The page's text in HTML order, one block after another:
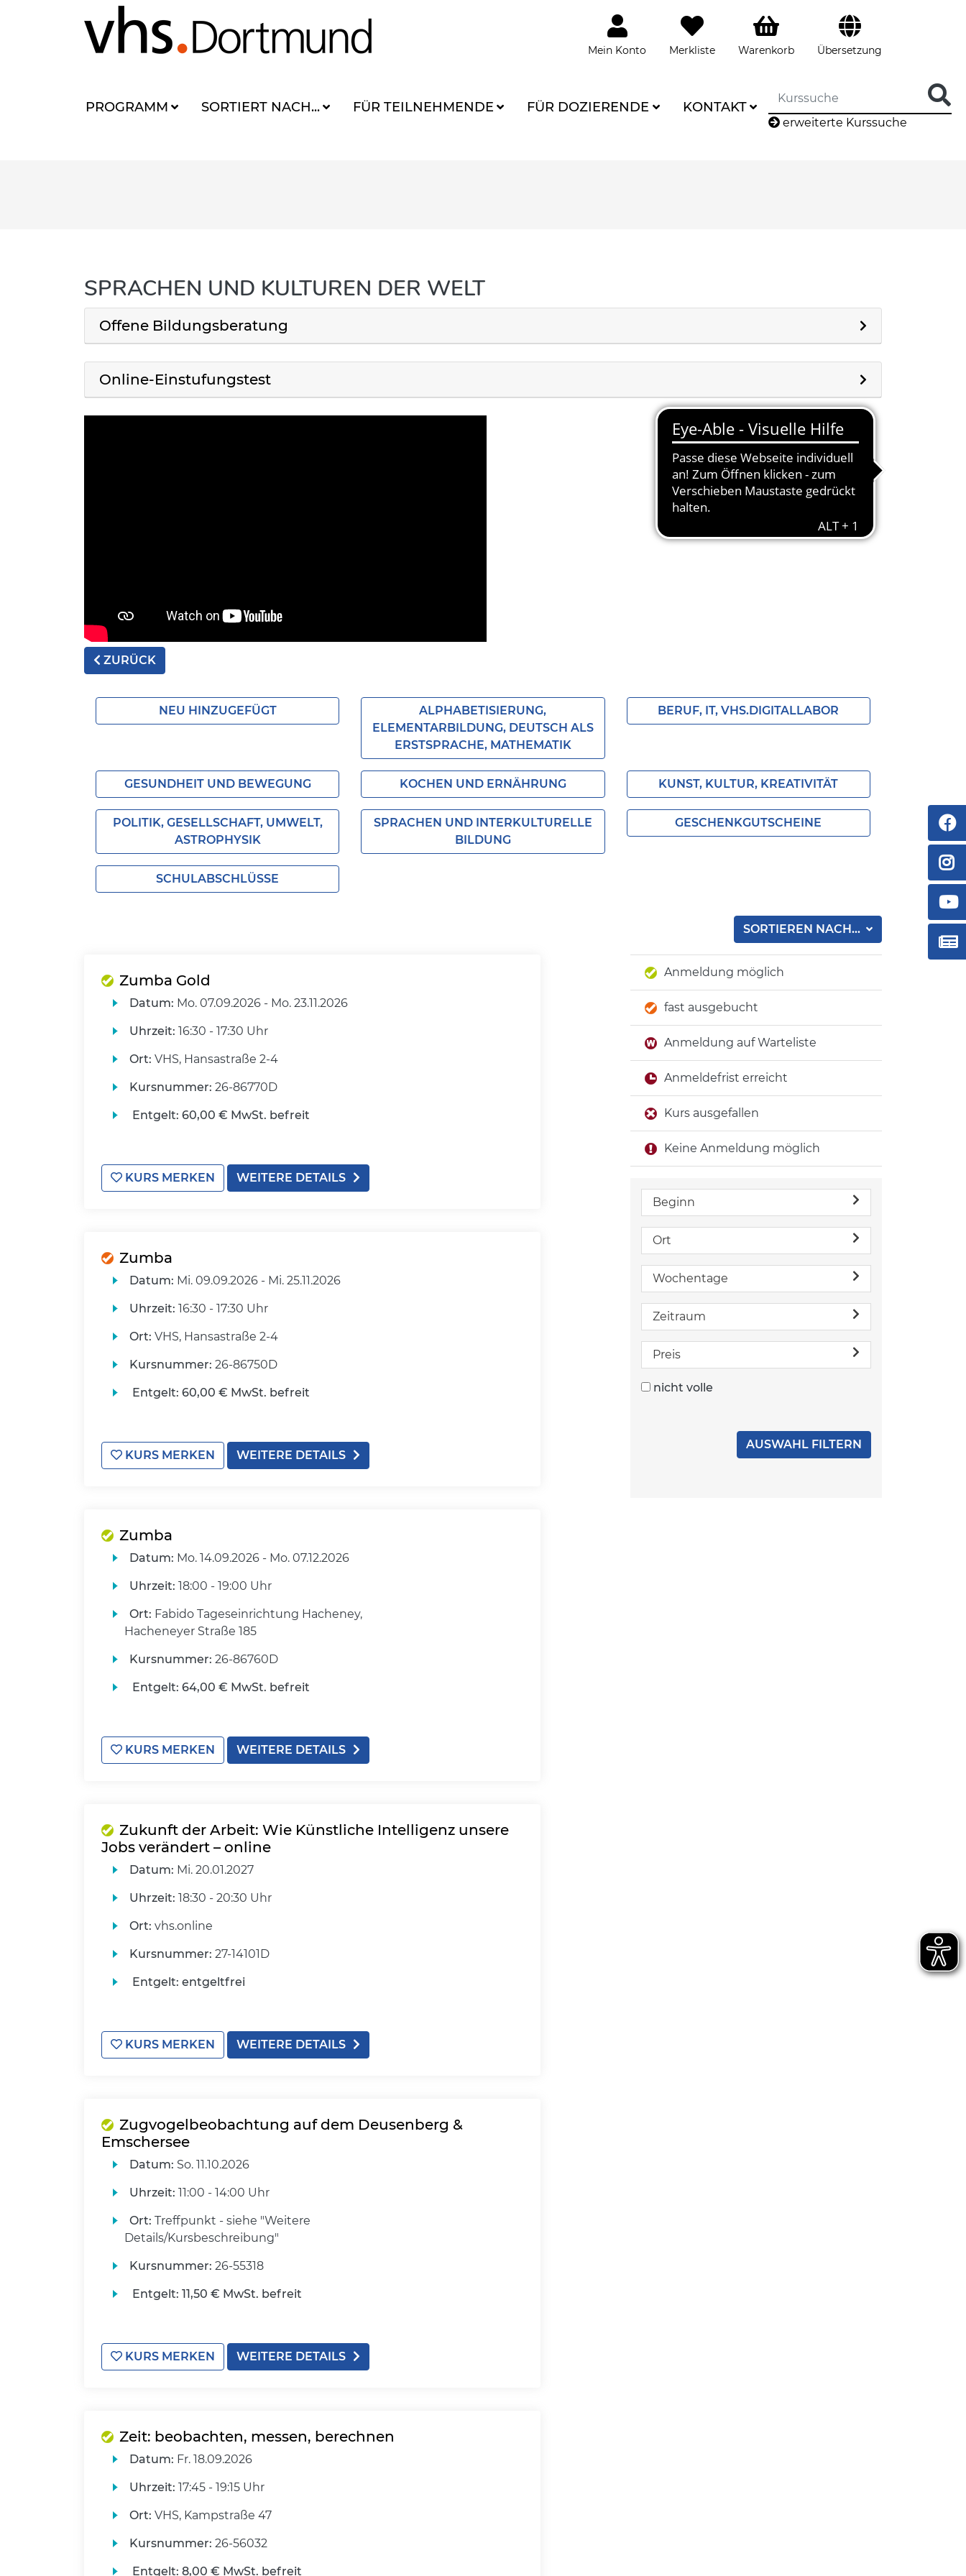
Mein Konto Merkliste Warenkorb Übersetzung
PROGRAMM SORTIERT NACH... FÜR TEILNEHMENDE FÜR DOZIERENDE KONTAKT
erweiterte Kurssuche
SPRACHEN UND KULTUREN DER WELT
Offene Bildungsberatung
Online-Einstufungstest
ZURÜCK
NEU HINZUGEFÜGT
ALPHABETISIERUNG,
ELEMENTARBILDUNG, DEUTSCH ALS
ERSTSPRACHE, MATHEMATIK
BERUF, IT, VHS.DIGITALLABOR
GESUNDHEIT UND BEWEGUNG KOCHEN UND ERNÄHRUNG KUNST, KULTUR, KREATIVITÄT
POLITIK, GESELLSCHAFT, UMWELT,
ASTROPHYSIK
SPRACHEN UND INTERKULTURELLE
BILDUNG
GESCHENKGUTSCHEINE
SCHULABSCHLÜSSE
SORTIEREN NACH...
Zumba Gold
Datum: Mo. 07.09.2026 - Mo. 23.11.2026
Uhrzeit: 16:30 - 17:30 Uhr
Ort: VHS, Hansastraße 2-4
Kursnummer: 26-86770D
Entgelt: 60,00 € MwSt. befreit
KURS MERKEN WEITERE DETAILS
Zumba
Datum: Mi. 09.09.2026 - Mi. 25.11.2026
Uhrzeit: 16:30 - 17:30 Uhr
Ort: VHS, Hansastraße 2-4
Kursnummer: 26-86750D
Entgelt: 60,00 € MwSt. befreit
KURS MERKEN WEITERE DETAILS
Zumba
Datum: Mo. 14.09.2026 - Mo. 07.12.2026
Uhrzeit: 18:00 - 19:00 Uhr
Ort: Fabido Tageseinrichtung Hacheney,
Hacheneyer Straße 185
Kursnummer: 26-86760D
Entgelt: 64,00 € MwSt. befreit
KURS MERKEN WEITERE DETAILS
Zukunft der Arbeit: Wie Künstliche Intelligenz unsere
Jobs verändert – online
Datum: Mi. 20.01.2027
Uhrzeit: 18:30 - 20:30 Uhr
Ort: vhs.online
Kursnummer: 27-14101D
Entgelt: entgeltfrei
KURS MERKEN WEITERE DETAILS
Zugvogelbeobachtung auf dem Deusenberg &
Emschersee
Datum: So. 11.10.2026
Uhrzeit: 11:00 - 14:00 Uhr
Ort: Treffpunkt - siehe "Weitere
Details/Kursbeschreibung"
Kursnummer: 26-55318
Entgelt: 11,50 € MwSt. befreit
KURS MERKEN WEITERE DETAILS
Zeit: beobachten, messen, berechnen
Datum: Fr. 18.09.2026
Uhrzeit: 17:45 - 19:15 Uhr
Ort: VHS, Kampstraße 47
Kursnummer: 26-56032
Entgelt: 8,00 € MwSt. befreit
Anmeldung möglich
fast ausgebucht
Anmeldung auf Warteliste
Anmeldefrist erreicht
Kurs ausgefallen
Keine Anmeldung möglich
Beginn
Ort
Wochentage
Zeitraum
Preis
nicht volle